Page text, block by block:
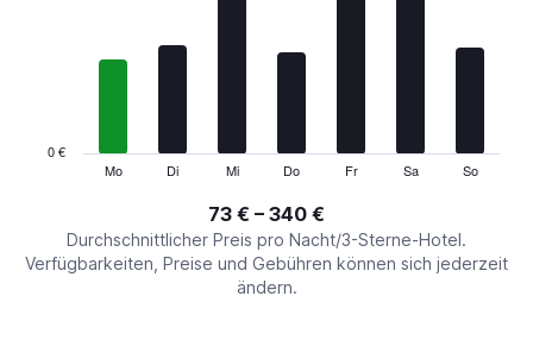
categories.
values.
Range:
Mo Di Mi Do Fr Sa So
0 €
73 € – 340 €
Durchschnittlicher Preis pro Nacht/3-Sterne-Hotel.
Verfügbarkeiten, Preise und Gebühren können sich jederzeit
ändern.